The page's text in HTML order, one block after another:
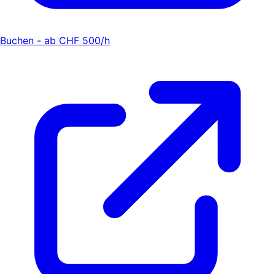
Buchen - ab CHF 500/h